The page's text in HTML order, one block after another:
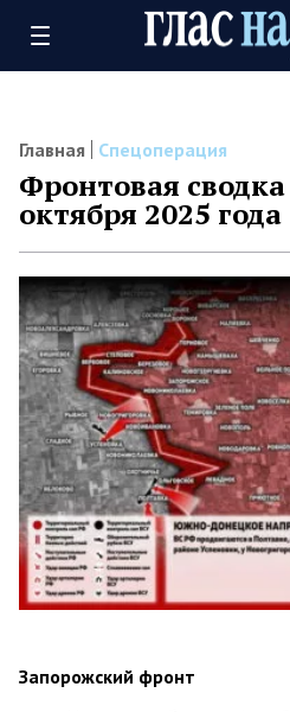
Главная Спецоперация
Фронтовая
октября 2025 года
Запорожский фронт